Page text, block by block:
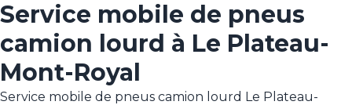
Service mobile de pneus
camion lourd à Le Plateau-
Mont-Royal
Service mobile de pneus camion lourd Le Plateau-